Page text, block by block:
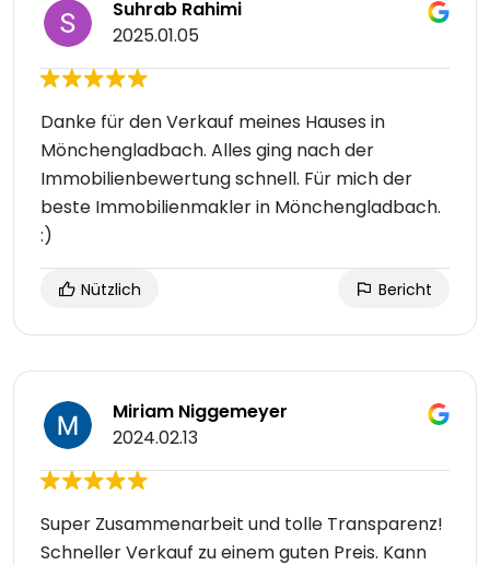
Suhrab Rahimi
2025.01.05
Danke für den Verkauf meines Hauses in
Mönchengladbach. Alles ging nach der
Immobilienbewertung schnell. Für mich der
beste Immobilienmakler in Mönchengladbach.
:)
Nützlich Bericht
Miriam Niggemeyer
2024.02.13
Super Zusammenarbeit und tolle Transparenz!
Schneller Verkauf zu einem guten Preis. Kann